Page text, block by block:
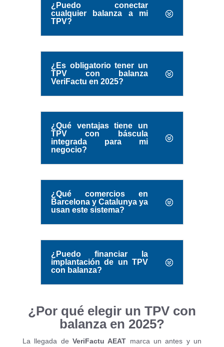
¿Puedo conectar
cualquier balanza a mi
TPV?
¿Es obligatorio tener un
TPV con balanza
VeriFactu en 2025?
¿Qué ventajas tiene un
TPV con báscula
integrada para mi
negocio?
¿Qué comercios en
Barcelona y Catalunya ya
usan este sistema?
¿Puedo financiar la
implantación de un TPV
con balanza?
¿Por qué elegir un TPV con
balanza en 2025?
La llegada de VeriFactu AEAT marca un antes y un